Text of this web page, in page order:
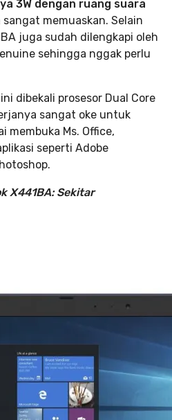
3W dengan ruang suara
memuaskan. Selain
juga sudah dilengkapi oleh
sehingga nggak perlu
dibekali prosesor Dual Core
sangat oke untuk
membuka Ms. Office,
seperti Adobe
X441BA: Sekitar